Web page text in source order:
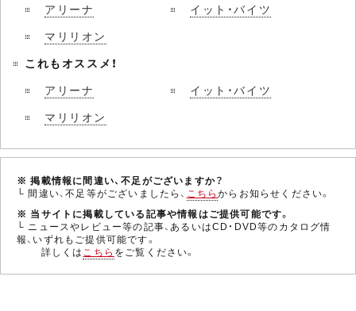
アリーナ
イット・バイツ
マリリオン
これもオススメ！
アリーナ
イット・バイツ
マリリオン
※ 掲載情報に間違い、不足がございますか？
└ 間違い、不足等がございましたら、 こちらからお知らせください。
※ 当サイトに掲載している記事や情報はご提供可能です。
└ ニュースやレビュー等の記事、あるいはCD・DVD等のカタログ情
報、いずれもご提供可能です。
詳しくはこちら をご覧ください。